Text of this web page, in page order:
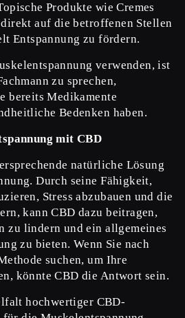
Produkte wie Cremes
auf die betroffenen Stellen
Entspannung zu fördern.
verwenden, ist
zu sprechen,
bereits Medikamente
Bedenken haben.
mit CBD
natürliche Lösung
Durch seine Fähigkeit,
Stress abzubauen und die
kann CBD dazu beitragen,
zu lindern und ein allgemeines
zu bieten. Wenn Sie nach
suchen, um Ihre
könnte CBD die Antwort sein.
hochwertiger CBD-